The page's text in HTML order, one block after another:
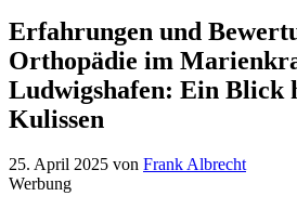
Erfahrungen und
Orthopädie im
Ludwigshafen: Ein Blick
Kulissen
25. April 2025 von Frank Albrecht
Werbung